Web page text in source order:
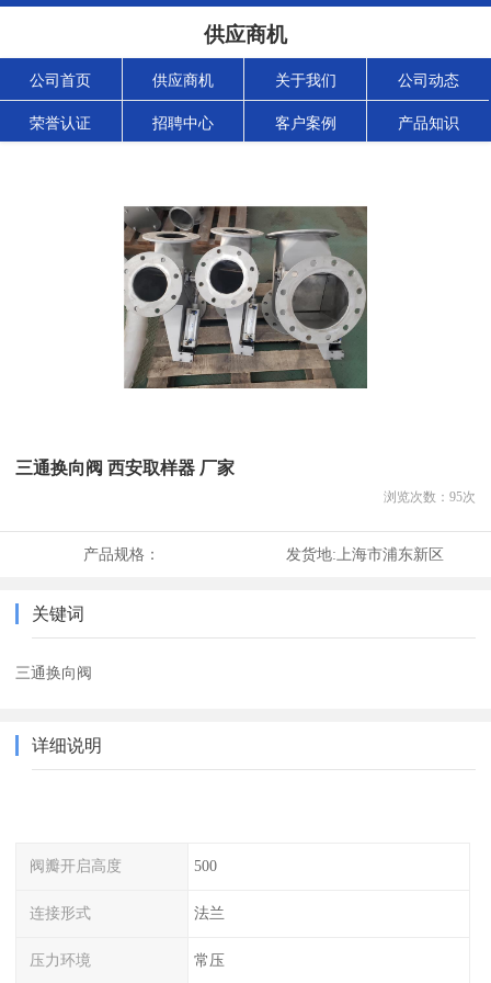
供应商机
公司首页 供应商机 关于我们 公司动态
荣誉认证 招聘中心 客户案例 产品知识
三通换向阀 西安取样器 厂家
浏览次数： 95次
产品规格： 发货地: 上海市浦东新区
关键词
三通换向阀
详细说明
阀瓣开启高度 500
连接形式 法兰
压力环境 常压